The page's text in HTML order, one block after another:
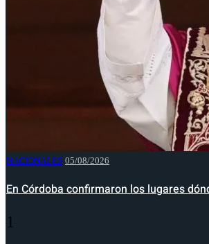
NACIONALES 05/08/2026
En Córdoba confirmaron los lugares
1